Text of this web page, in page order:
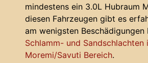
mindestens ein 3.0L Hubraum
diesen Fahrzeugen gibt es
am wenigsten Beschädigungen
Schlamm- und Sandschlachten
Moremi/Savuti Bereich.